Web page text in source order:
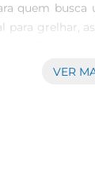
quem busca
para grelhar,
a toda a VER